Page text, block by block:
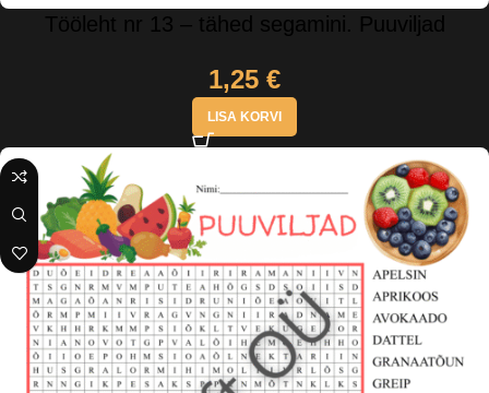
Tööleht nr 13 – tähed segamini. Puuviljad
1,25 €
LISA KORVI